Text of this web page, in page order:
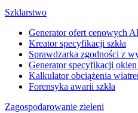
Szklarstwo
Generator ofert cenowych
Kreator specyfikacji szkła
Sprawdzarka zgodności z
Generator specyfikacji
Kalkulator obciążenia
Forensyka awarii szkła
Zagospodarowanie zieleni